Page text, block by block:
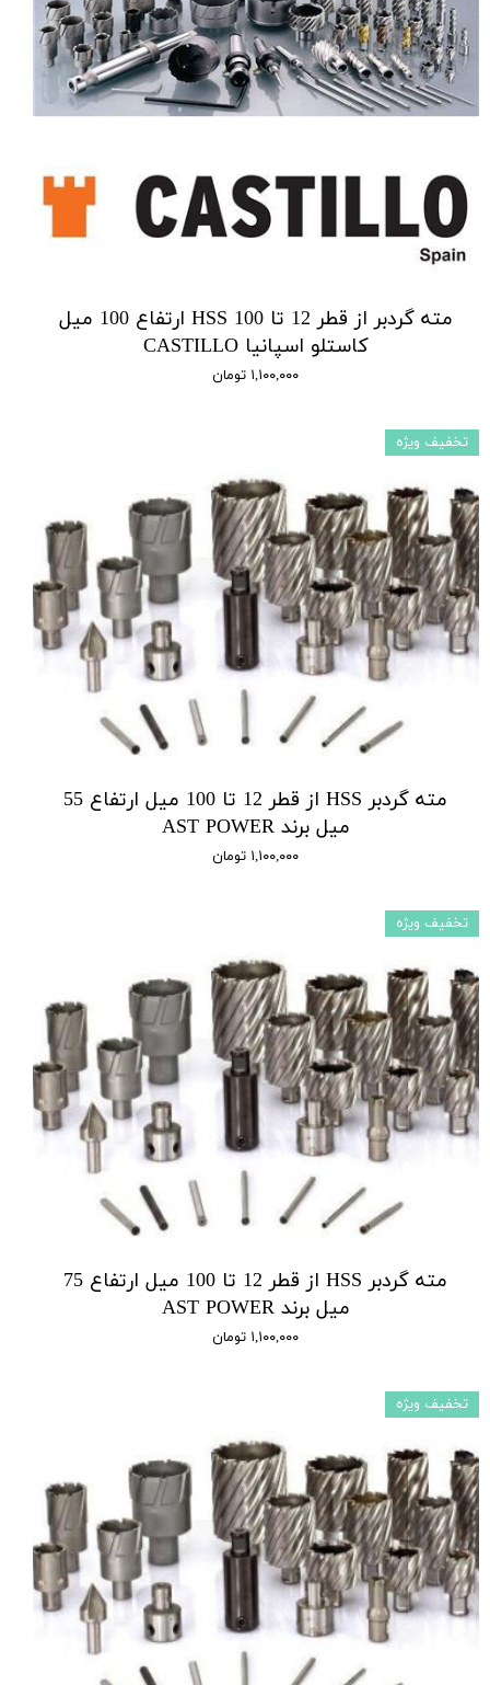
مته گردبر از قطر 12 تا 100 HSS ارتفاع 100 میل
کاستلو اسپانیا CASTILLO
۱,۱۰۰,۰۰۰ تومان
مته گردبر HSS از قطر 12 تا 100 میل ارتفاع 55
میل برند AST POWER
۱,۱۰۰,۰۰۰ تومان
تخفیف ویژه
مته گردبر HSS از قطر 12 تا 100 میل ارتفاع 75
میل برند AST POWER
۱,۱۰۰,۰۰۰ تومان
تخفیف ویژه
تخفیف ویژه